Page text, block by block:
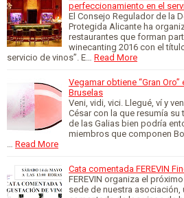
perfeccionamiento en el
El Consejo Regulador de la
Protegida Alicante ha
restaurantes que forman
winecanting 2016 con el
servicio de vinos”. E…
Read More
Vegamar obtiene “Gran
Bruselas
Veni, vidi, vici. Llegué, ví y
César con la que resumía
de las Galias bien podría
miembros que componen
Read More
Cata comentada FEREVIN
FEREVIN organiza el
sede de nuestra asociación,